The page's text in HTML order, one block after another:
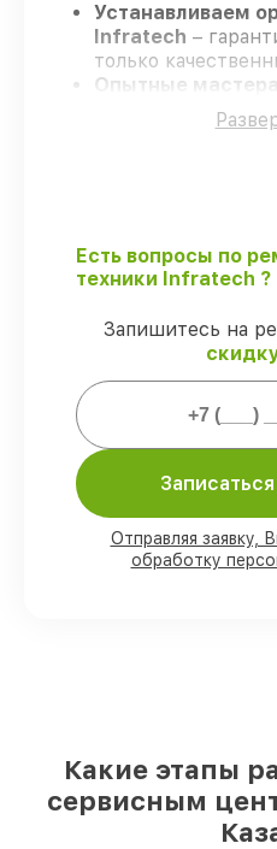
Устанавливаем
Infratech –
только
Опытные мастера
отбор, что
выполняемых
Поддержка
работы и запчасти
гарантийной
Мы гарантируем:
80%
работ
деталей
установке в
поступают
Подлинные
Есть вопросы по
техники Infratech ?
Запишитесь на
Отправляя заявку,
обработку
Какие этапы
сервисным